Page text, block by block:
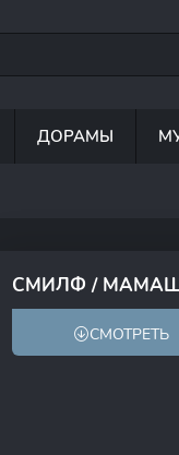
ДОРАМЫ
СМИЛФ /
6.2 6.7
СМОТРЕТЬ